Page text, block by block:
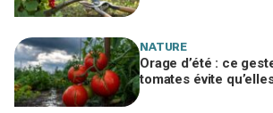
NATURE
Orage d’été : ce
tomates évite